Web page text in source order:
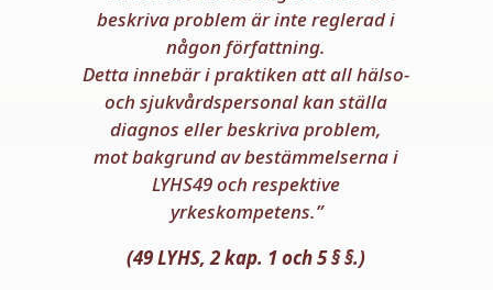
beskriva problem är inte reglerad i
någon författning.
Detta innebär i praktiken att all hälso-
och sjukvårdspersonal kan ställa
diagnos eller beskriva problem,
mot bakgrund av bestämmelserna i
LYHS49 och respektive
yrkeskompetens.”
(49 LYHS, 2 kap. 1 och 5 § §.)